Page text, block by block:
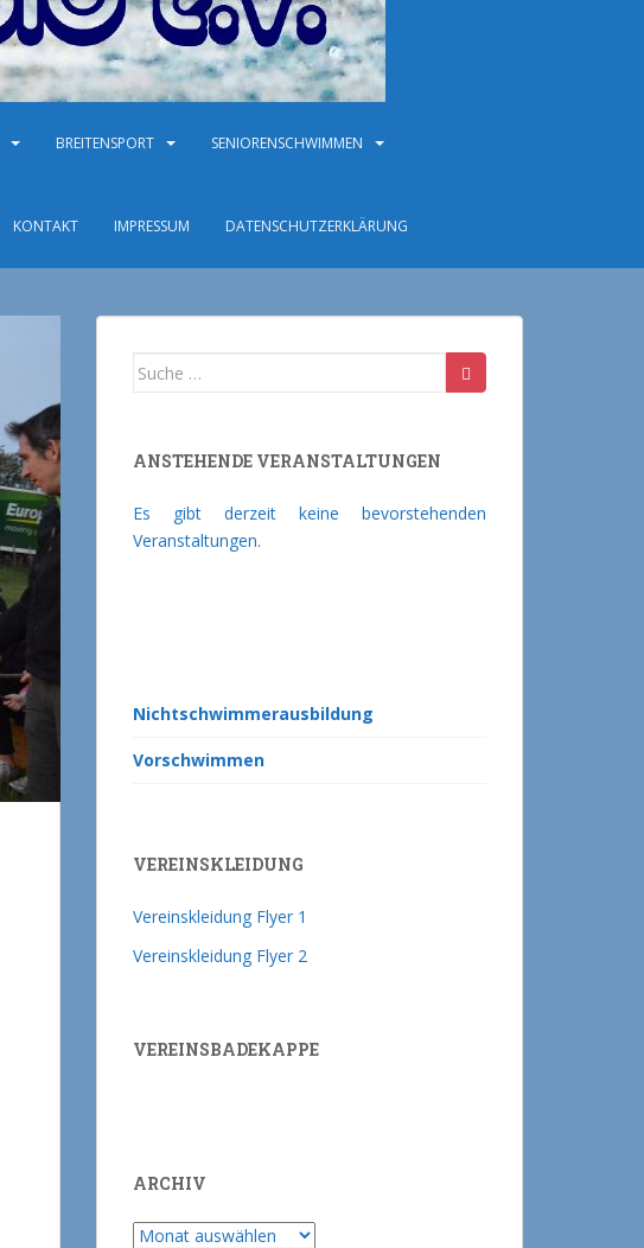
BREITENSPORT SENIORENSCHWIMMEN
KONTAKT IMPRESSUM DATENSCHUTZERKLÄRUNG
Suche nach:
ANSTEHENDE VERANSTALTUNGEN
Es gibt derzeit keine bevorstehenden
Veranstaltungen.
Nichtschwimmerausbildung
Vorschwimmen
VEREINSKLEIDUNG
Vereinskleidung Flyer 1
Vereinskleidung Flyer 2
VEREINSBADEKAPPE
ARCHIV
Archiv